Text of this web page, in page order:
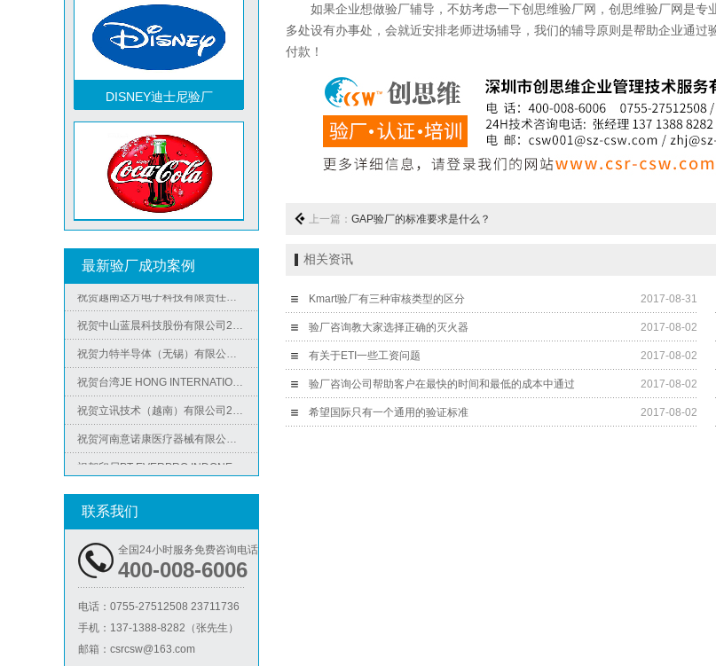
TCCC可口可乐验厂
Metro麦德龙验厂
ICS验厂
Lowe's劳氏验厂
最新验厂成功案例
祝贺泰国LIGHTUP公司2026年快速通过SCAN验厂审核并取得99分
祝贺越南达方电子科技有限责任公司2026年快速通过RBA-VAP审核并取得178分银牌
祝贺中山蓝晨科技股份有限公司2026年快速通过BSCI验厂-B级
祝贺力特半导体（无锡）有限公司2026年快速通过RBA-VAP认证审核并取得170.2分
祝贺台湾JE HONG INTERNATIONAL TEXTILE CO., LTD 2026年快速通过GRS认证
祝贺立讯技术（越南）有限公司2026年快速通过RBA-VAP认证审核，斩获金牌评级！
祝贺河南意诺康医疗器械有限公司2026年快速通过GMP认证
祝贺印尼PT EVERPRO INDONESIA TECHNOLOGIES公司2026年快速通过RBA-VAP审核
联系我们
全国24小时服务免费咨询电话
400-008-6006
电话： 0755-27512508 23711736
手机： 137-1388-8282（张先生）
邮箱： csrcsw@163.com
如果企业想做验厂辅导，不妨考虑一下创思维验厂网，创思维验厂网是专
多处设有办事处，会就近安排老师进场辅导，我们的辅导原则是帮助企业通
付款！
上一篇： GAP验厂的标准要求是什么？
相关资讯
Kmart验厂有三种审核类型的区分 2017-08-31
验厂咨询教大家选择正确的灭火器 2017-08-02
有关于ETI一些工资问题 2017-08-02
验厂咨询公司帮助客户在最快的时间和最低的成本中通过 2017-08-02
希望国际只有一个通用的验证标准 2017-08-02